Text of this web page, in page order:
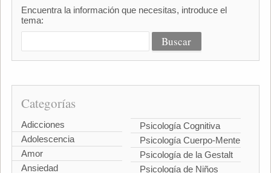
Encuentra la información que necesitas, introduce el
tema:
Categorías
Adicciones
Adolescencia
Amor
Ansiedad
Psicología Cognitiva
Psicología Cuerpo-Mente
Psicología de la Gestalt
Psicología de Niños